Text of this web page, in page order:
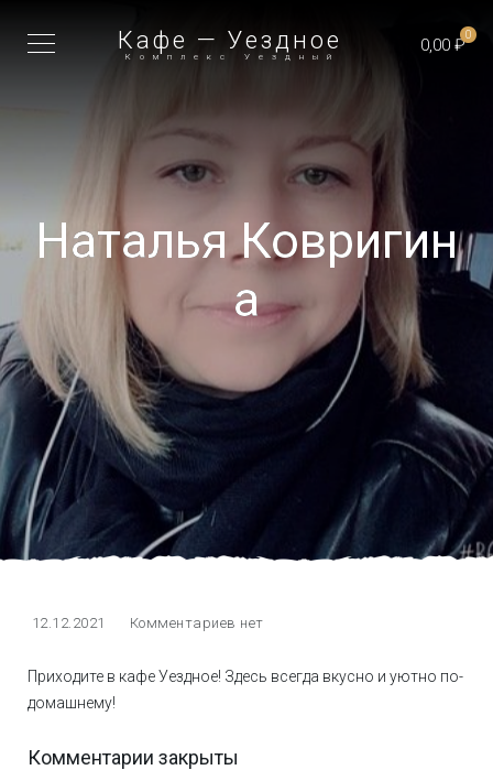
Кафе — Уездное
Комплекс Уездный
0
0,00 ₽
Наталья Ковригин
а
12.12.2021 Комментариев нет
Приходите в кафе Уездное! Здесь всегда вкусно и уютно по-
домашнему!
Комментарии закрыты